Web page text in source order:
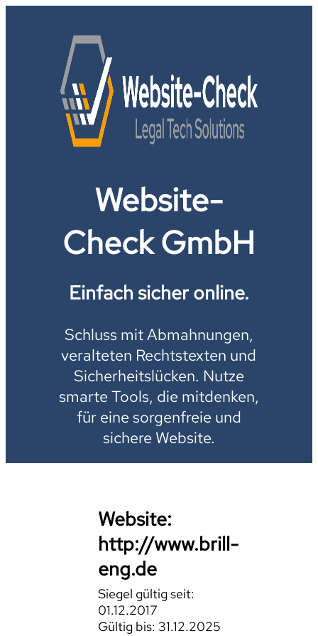
Website-
Check GmbH
Einfach sicher online.
Schluss mit Abmahnungen,
veralteten Rechtstexten und
Sicherheitslücken. Nutze
smarte Tools, die mitdenken,
für eine sorgenfreie und
sichere Website.
Website:
http://www.brill-
eng.de
Siegel gültig seit:
01.12.2017
Gültig bis: 31.12.2025